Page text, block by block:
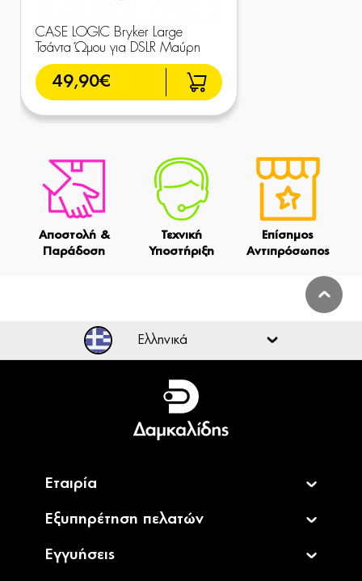
CASE LOGIC Bryker Large
Τσάντα Ώμου για DSLR Μαύρη
49,90€
Αποστολή &
Παράδοση
Τεχνική
Υποστήριξη
Επίσημος
Αντιπρόσωπος
Ελληνικά
Ελληνικά
English
Εταιρία
Εξυπηρέτηση πελατών
Εγγυήσεις